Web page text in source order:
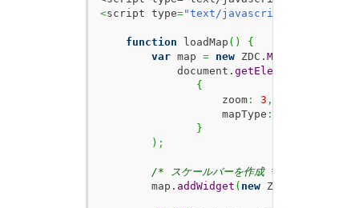
<script type="text/javascript"
function loadMap ( )
{
var map = new ZDC. Map
            document.
getElementById
{
                   zoom
: 3 ,
                   mapType
:
}
) ;
/* スケールバーを作成 */
        map.
addWidget ( new ZDC.